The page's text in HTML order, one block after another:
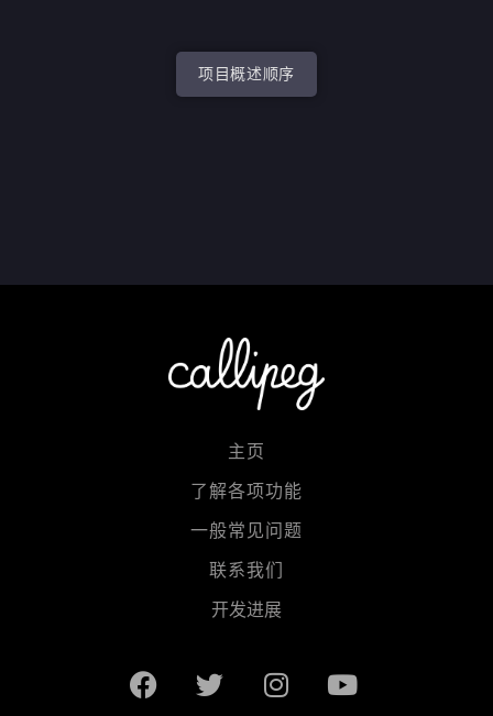
项目概述顺序
主页
了解各项功能
一般常见问题
联系我们
开发进展